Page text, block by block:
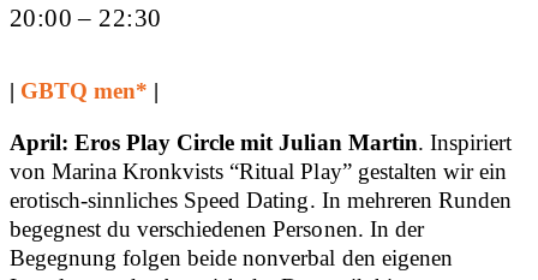
20:00 – 22:30
| GBTQ men* |
April: Eros Play Circle mit Julian Martin. Inspiriert
von Marina Kronkvists “Ritual Play” gestalten wir ein
erotisch-sinnliches Speed Dating. In mehreren Runden
begegnest du verschiedenen Personen. In der
Begegnung folgen beide nonverbal den eigenen